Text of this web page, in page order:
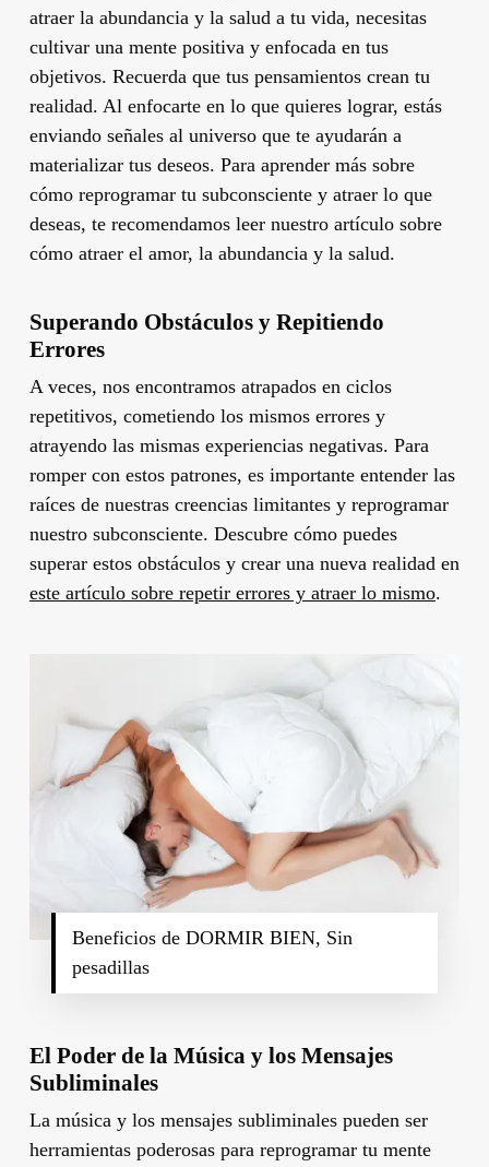
atraer la abundancia y la salud a tu vida, necesitas
cultivar una mente positiva y enfocada en tus
objetivos. Recuerda que tus pensamientos crean tu
realidad. Al enfocarte en lo que quieres lograr, estás
enviando señales al universo que te ayudarán a
materializar tus deseos. Para aprender más sobre
cómo reprogramar tu subconsciente y atraer lo que
deseas, te recomendamos leer nuestro artículo sobre
cómo atraer el amor, la abundancia y la salud.
Superando Obstáculos y Repitiendo
Errores
A veces, nos encontramos atrapados en ciclos
repetitivos, cometiendo los mismos errores y
atrayendo las mismas experiencias negativas. Para
romper con estos patrones, es importante entender las
raíces de nuestras creencias limitantes y reprogramar
nuestro subconsciente. Descubre cómo puedes
superar estos obstáculos y crear una nueva realidad en
este artículo sobre repetir errores y atraer lo mismo.
Beneficios de DORMIR BIEN, Sin
pesadillas
El Poder de la Música y los Mensajes
Subliminales
La música y los mensajes subliminales pueden ser
herramientas poderosas para reprogramar tu mente